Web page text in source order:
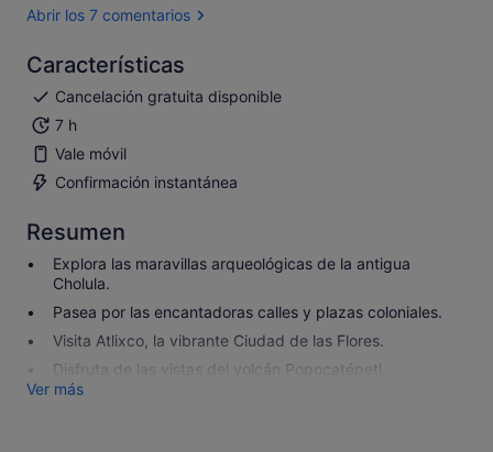
Abrir los 7 comentarios
Características
Cancelación gratuita disponible
7 h
Vale móvil
Confirmación instantánea
Resumen
Explora las maravillas arqueológicas de la antigua
Cholula.
Pasea por las encantadoras calles y plazas coloniales.
Visita Atlixco, la vibrante Ciudad de las Flores.
Disfruta de las vistas del volcán Popocatépetl.
Ver más